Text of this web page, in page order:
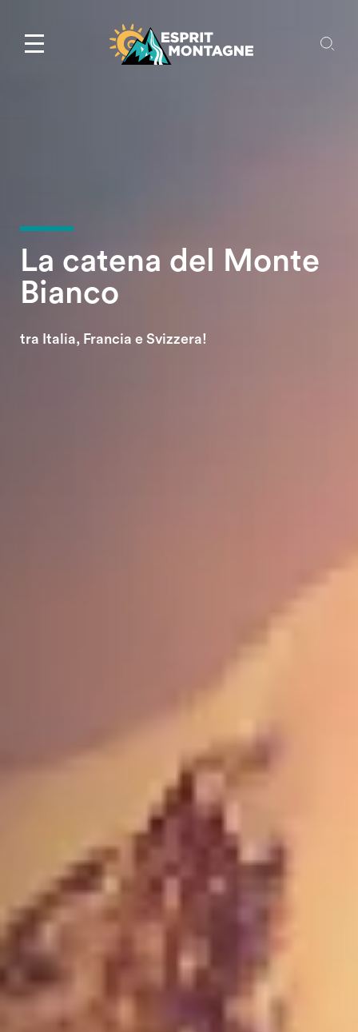
La catena del Monte
Bianco
tra Italia, Francia e Svizzera!